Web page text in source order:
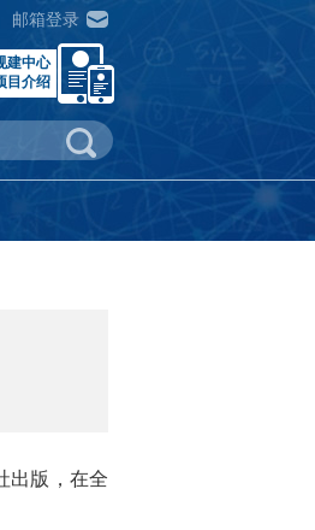
邮箱登录
建中心
目介绍
出版，在全